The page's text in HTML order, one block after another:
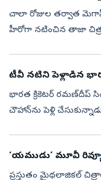
చాలా రోజుల తర్వాత
హీరోగా నటించిన తాజా చిత్రం
టీవీ నటిని పెళ్లాడిన
భారత క్రికెటర్‌ రమణ్‌దీప్‌
చౌహాన్‌ను పెళ్లి
‘యముడు’ మూవీ
ప్రస్తుతం మైథలాజికల్